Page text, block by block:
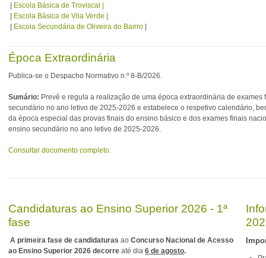
Escola Básica de Troviscal |
Escola Básica de Vila Verde |
Escola Secundária de Oliveira do Bairro
Época Extraordinária
Publica-se o Despacho Normativo n.º 8-B/2026.
Sumário: Prevê e regula a realização de uma época extraordinária de
secundário no ano letivo de 2025-2026 e estabelece o respetivo calendário,
da época especial das provas finais do ensino básico e dos exames finais
ensino secundário no ano letivo de 2025-2026.
Consultar documento completo.
Candidaturas ao Ensino Superior 2026 - 1ª
fase
A primeira fase de candidaturas aoConcurso Nacional de Acesso
ao Ensino Superior 2026 decorre até dia6 de agosto.